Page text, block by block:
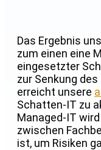
Das Ergebnis
zum einen eine
eingesetzter
zur Senkung
erreicht unsere
Schatten-IT zu
Managed-IT
zwischen
ist, um Risiken